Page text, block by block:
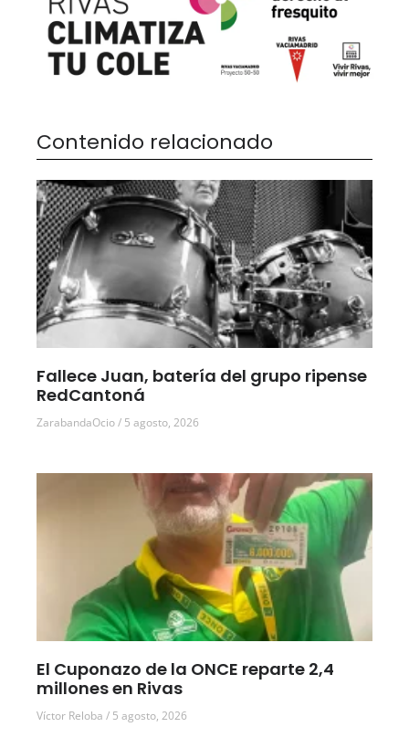
Contenido relacionado
Fallece Juan, batería del grupo ripense
RedCantoná
ZarabandaOcio 5 agosto, 2026
El Cuponazo de la ONCE reparte 2,4
millones en Rivas
Víctor Reloba 5 agosto, 2026